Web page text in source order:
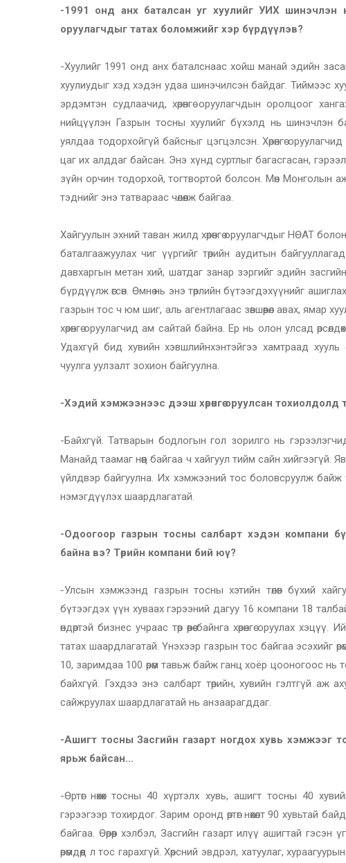
-1991 онд анх баталсан уг хуулийг УИХ шинэчлэн
оруулагчдыг татах боломжийг хэр бүрдүүлэв?
-Хуулийг 1991 онд анх баталснаас хойш манай эдийн
хуулиудыг хэд хэдэн удаа шинэчилсэн байдаг. Тиймээс
эрдэмтэн судлаачид, хөрөнгө оруулагчдын оролцоог
нийцүүлэн Газрын тосны хуулийг бүхэлд нь шинэчлэн
уялдаа тодорхойгүй байсныг цэгцэлсэн. Хөрөнгө
цаг их алддаг байсан. Энэ хүнд суртлыг багасгасан,
зүйн орчин тодорхой, тогтвортой болсон. Мөн Монголын
тэднийг энэ татвараас чөлөөлж байгаа.
Хайгуулын эхний таван жилд хөрөнгө оруулагчдыг НӨАТ болон
баталгаажуулах чиг үүргийг төрийн аудитын
давхаргын метан хий, шатдаг занар зэргийг эдийн
бүрдүүлж өгсөн. Өмнө нь энэ төрлийн бүтээгдэхүүнийг
газрын тос ч юм шиг, аль агентлагаас зөвшөөрөл авах, ямар
хөрөнгө оруулагчид ам сайтай байна. Ер нь олон улсад
Удахгүй бид хувийн хэвшлийнхэнтэйгээ хамтраад хууль
чуулга уулзалт зохион байгуулна.
-Хэдий хэмжээнээс дээш хөрөнгө оруулсан тохиолдолд
-Байхгүй. Татварын бодлогын гол зорилго нь
Манайд таамаг нөөц байгаа ч хайгуул тийм сайн
үйлдвэр байгуулна. Их хэмжээний тос боловсруулж байж
нэмэгдүүлэх шаардлагатай.
-Одоогоор газрын тосны салбарт хэдэн компани
байна вэ? Төрийн компани бий юү?
-Улсын хэмжээнд газрын тосны хэтийн төлөв бүхий
бүтээгдэх үүн хуваах гэрээний дагуу 16 компани 18
өндөртэй бизнес учраас төр өөрөө байнга хөрөнгө оруулах
татах шаардлагатай. Үнэхээр газрын тос байгаа эсэхийг
10, заримдаа 100 өрөм тавьж байж ганц хоёр цооногоос
байхгүй. Гэхдээ энэ салбарт төрийн, хувийн гэлтгүй аж
сайжруулах шаардлагатай нь анзаарагддаг.
-Ашигт тосны Засгийн газарт ногдох хувь хэмжээг
ярьж байсан…
-Өртөг нөхөх тосны 40 хүртэлх хувь, ашигт тосны 40
гэрээгээр тохирдог. Зарим оронд өртөг нөхөлт 90 хувьтай
байгаа. Өөрөөр хэлбэл, Засгийн газарт илүү ашигтай
өрөмдөөд л тос гарахгүй. Хөрсний эвдрэл, хатуулаг,